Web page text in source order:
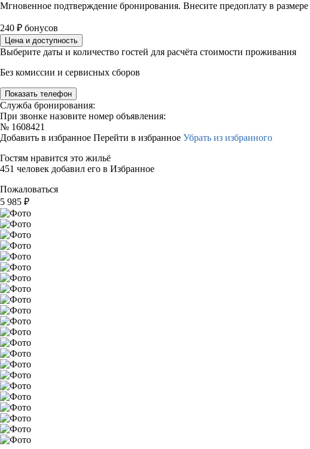
Мгновенное подтверждение бронирования. Внесите предоплату в размере
240 ₽ бонусов
Цена и доступность
Выберите даты и количество гостей для расчёта стоимости проживания
Без комиссии и сервисных сборов
Показать телефон
Служба бронирования:
При звонке назовите номер объявления:
№ 1608421
Добавить в избранное Перейти в избранное Убрать из избранного
Гостям нравится это жильё
451 человек добавил его в Избранное
Пожаловаться
5 985 ₽